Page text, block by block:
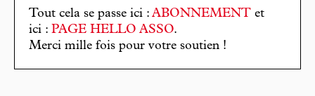
Tout cela se passe ici : ABONNEMENT et
ici : PAGE HELLO ASSO.
Merci mille fois pour votre soutien !